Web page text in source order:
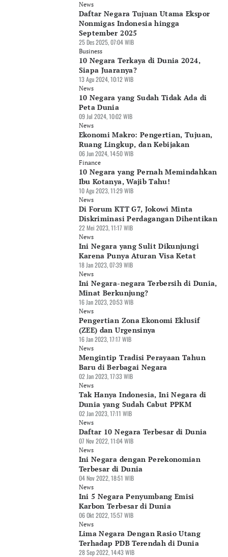
News
Daftar Negara Tujuan Utama Ekspor
Nonmigas Indonesia hingga
September 2025
25 Des 2025, 07:04 WIB
Business
10 Negara Terkaya di Dunia 2024,
Siapa Juaranya?
13 Agu 2024, 10:12 WIB
News
10 Negara yang Sudah Tidak Ada di
Peta Dunia
09 Jul 2024, 10:02 WIB
News
Ekonomi Makro: Pengertian, Tujuan,
Ruang Lingkup, dan Kebijakan
06 Jun 2024, 14:50 WIB
Finance
10 Negara yang Pernah Memindahkan
Ibu Kotanya, Wajib Tahu!
10 Agu 2023, 11:29 WIB
News
Di Forum KTT G7, Jokowi Minta
Diskriminasi Perdagangan Dihentikan
22 Mei 2023, 11:17 WIB
News
Ini Negara yang Sulit Dikunjungi
Karena Punya Aturan Visa Ketat
18 Jan 2023, 07:39 WIB
News
Ini Negara-negara Terbersih di Dunia,
Minat Berkunjung?
16 Jan 2023, 20:53 WIB
News
Pengertian Zona Ekonomi Eklusif
(ZEE) dan Urgensinya
16 Jan 2023, 17:17 WIB
News
Mengintip Tradisi Perayaan Tahun
Baru di Berbagai Negara
02 Jan 2023, 17:33 WIB
News
Tak Hanya Indonesia, Ini Negara di
Dunia yang Sudah Cabut PPKM
02 Jan 2023, 17:11 WIB
News
Daftar 10 Negara Terbesar di Dunia
07 Nov 2022, 11:04 WIB
News
Ini Negara dengan Perekonomian
Terbesar di Dunia
04 Nov 2022, 18:51 WIB
News
Ini 5 Negara Penyumbang Emisi
Karbon Terbesar di Dunia
06 Okt 2022, 15:57 WIB
News
Lima Negara Dengan Rasio Utang
Terhadap PDB Terendah di Dunia
28 Sep 2022, 14:43 WIB